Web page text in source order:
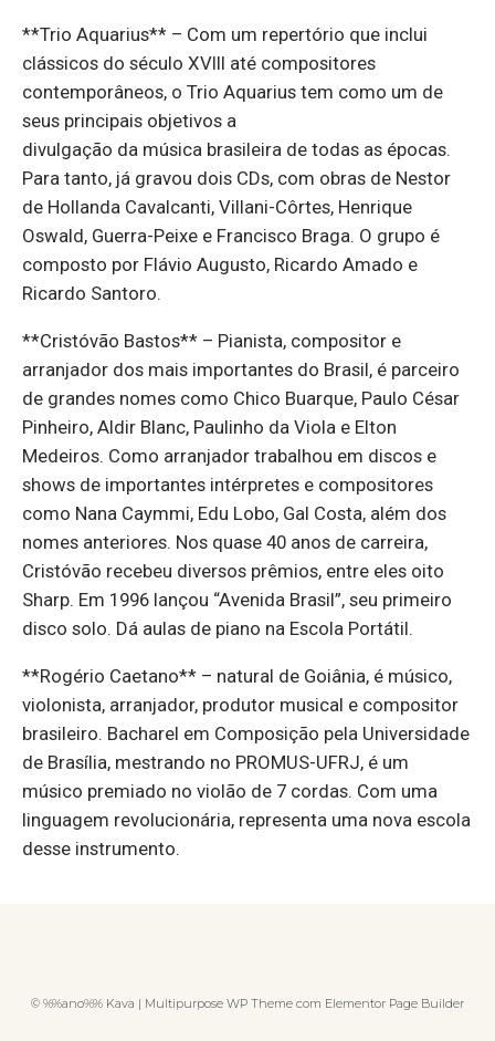
**Trio Aquarius** – Com um repertório que inclui
clássicos do século XVIII até compositores
contemporâneos, o Trio Aquarius tem como um de
seus principais objetivos a
divulgação da música brasileira de todas as épocas.
Para tanto, já gravou dois CDs, com obras de Nestor
de Hollanda Cavalcanti, Villani-Côrtes, Henrique
Oswald, Guerra-Peixe e Francisco Braga. O grupo é
composto por Flávio Augusto, Ricardo Amado e
Ricardo Santoro.
**Cristóvão Bastos** – Pianista, compositor e
arranjador dos mais importantes do Brasil, é parceiro
de grandes nomes como Chico Buarque, Paulo César
Pinheiro, Aldir Blanc, Paulinho da Viola e Elton
Medeiros. Como arranjador trabalhou em discos e
shows de importantes intérpretes e compositores
como Nana Caymmi, Edu Lobo, Gal Costa, além dos
nomes anteriores. Nos quase 40 anos de carreira,
Cristóvão recebeu diversos prêmios, entre eles oito
Sharp. Em 1996 lançou “Avenida Brasil”, seu primeiro
disco solo. Dá aulas de piano na Escola Portátil.
**Rogério Caetano** – natural de Goiânia, é músico,
violonista, arranjador, produtor musical e compositor
brasileiro. Bacharel em Composição pela Universidade
de Brasília, mestrando no PROMUS-UFRJ, é um
músico premiado no violão de 7 cordas. Com uma
linguagem revolucionária, representa uma nova escola
desse instrumento.
© %%ano%% Kava | Multipurpose WP Theme com Elementor Page Builder